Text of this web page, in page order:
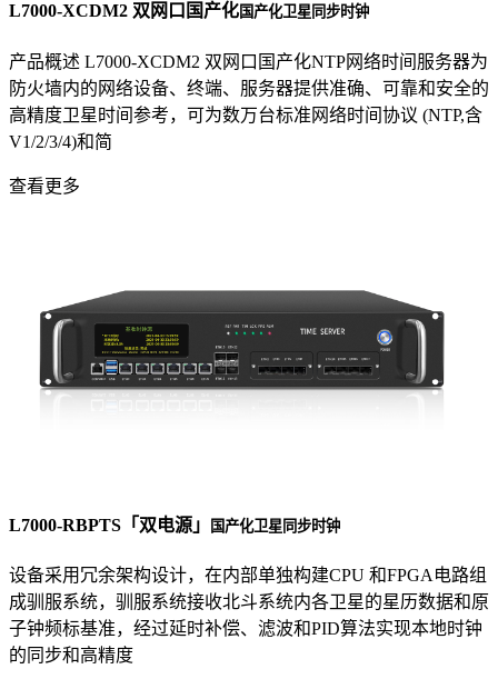
L7000-XCDM2 双网口国产化国产化卫星同步时钟
产品概述 L7000-XCDM2 双网口国产化NTP网络时间服务器为
防火墙内的网络设备、终端、服务器提供准确、可靠和安全的
高精度卫星时间参考，可为数万台标准网络时间协议 (NTP,含
V1/2/3/4)和简
查看更多
L7000-RBPTS「双电源」 国产化卫星同步时钟
设备采用冗余架构设计，在内部单独构建CPU 和FPGA电路组
成驯服系统，驯服系统接收北斗系统内各卫星的星历数据和原
子钟频标基准，经过延时补偿、滤波和PID算法实现本地时钟
的同步和高精度